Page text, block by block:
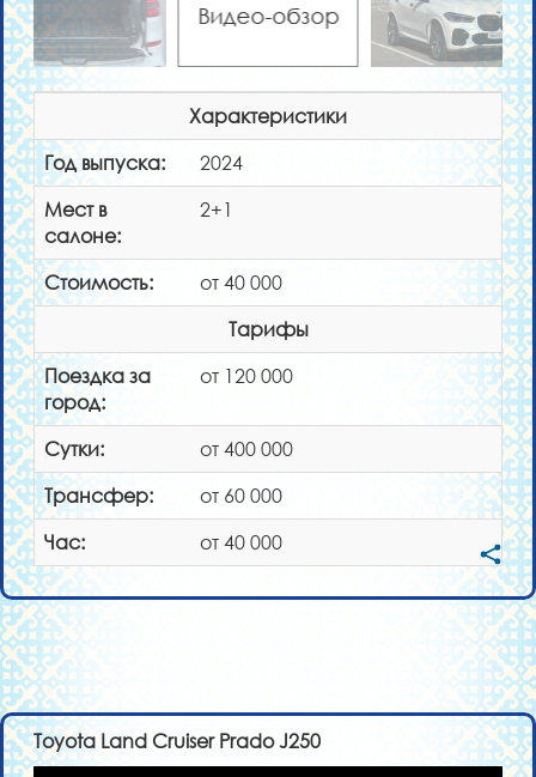
Видео-обзор
Характеристики
Год выпуска:
2024
Мест в
салоне:
2+1
Стоимость:
от 40 000
Тарифы
Поездка за
город:
от 120 000
Сутки:
от 400 000
Трансфер:
от 60 000
Час:
от 40 000
Toyota Land Cruiser Prado J250